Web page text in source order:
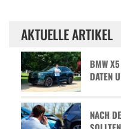
AKTUELLE ARTIKEL
BMW
ATEN
NACH